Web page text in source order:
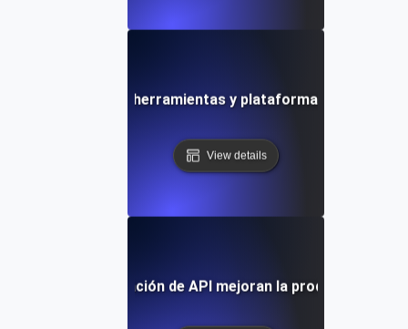
futuras en herramientas y plataformas de
View details
de integración de API mejoran la productividad